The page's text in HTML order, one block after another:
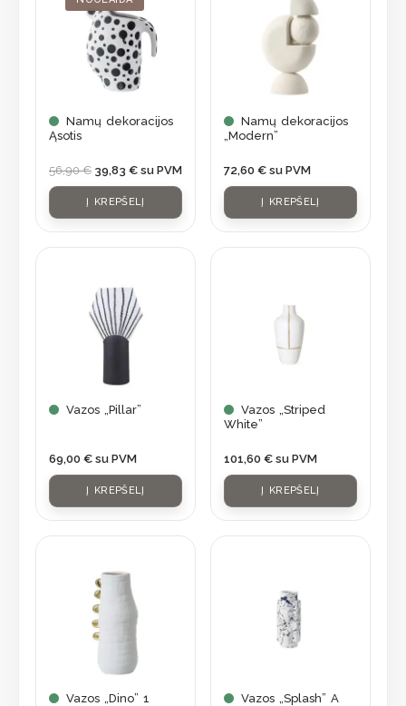
Namų dekoracijos
Ąsotis
56,90€
56,90 €.
39,83 € su PVM
Į KREPŠELĮ
Namų dekoracijos
„Modern”
72,60 € su PVM
Į KREPŠELĮ
Vazos „Pillar”
69,00 € su PVM
Į KREPŠELĮ
Vazos „Striped
White”
101,60 € su PVM
Į KREPŠELĮ
Vazos „Dino” 1 Vazos „Splash” A